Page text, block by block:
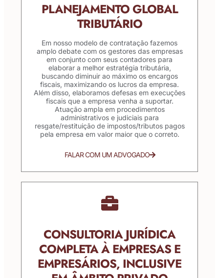
PLANEJAMENTO GLOBAL
TRIBUTÁRIO
Em nosso modelo de contratação fazemos
amplo debate com os gestores das empresas
em conjunto com seus contadores para
elaborar a melhor estratégia tributária,
buscando diminuir ao máximo os encargos
fiscais, maximizando os lucros da empresa.
Além disso, elaboramos defesas em execuções
fiscais que a empresa venha a suportar.
Atuação ampla em procedimentos
administrativos e judiciais para
resgate/restituição de impostos/tributos pagos
pela empresa em valor maior que o correto.
FALAR COM UM ADVOGADO
CONSULTORIA JURÍDICA
COMPLETA À EMPRESAS E
EMPRESÁRIOS, INCLUSIVE